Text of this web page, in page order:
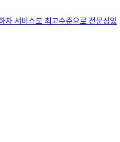
차 서비스도 최고수준으로 전문성있